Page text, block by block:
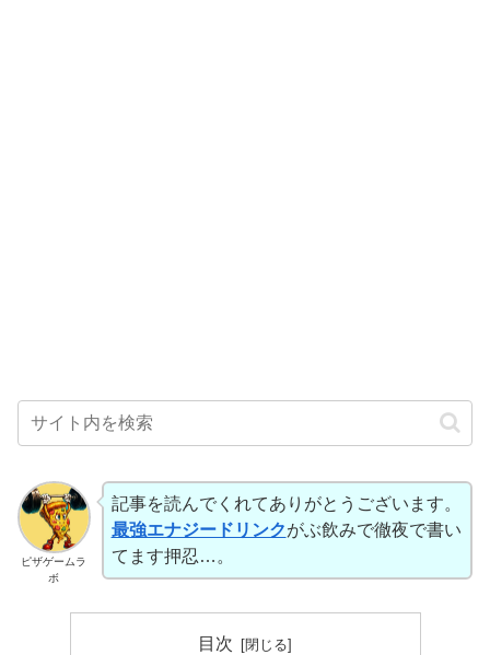
ピザゲームラ
ボ
記事を読んでくれてありがとうございます。
最強エナジードリンクがぶ飲みで徹夜で書い
てます押忍…。
目次